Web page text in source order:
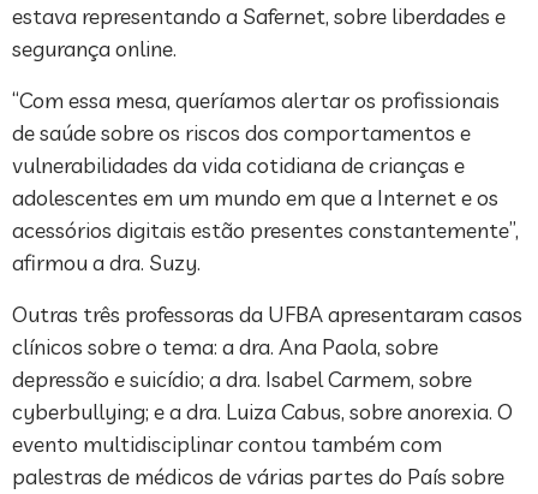
estava representando a Safernet, sobre liberdades e
segurança online.
“Com essa mesa, queríamos alertar os profissionais
de saúde sobre os riscos dos comportamentos e
vulnerabilidades da vida cotidiana de crianças e
adolescentes em um mundo em que a Internet e os
acessórios digitais estão presentes constantemente”,
afirmou a dra. Suzy.
Outras três professoras da UFBA apresentaram casos
clínicos sobre o tema: a dra. Ana Paola, sobre
depressão e suicídio; a dra. Isabel Carmem, sobre
cyberbullying; e a dra. Luiza Cabus, sobre anorexia. O
evento multidisciplinar contou também com
palestras de médicos de várias partes do País sobre